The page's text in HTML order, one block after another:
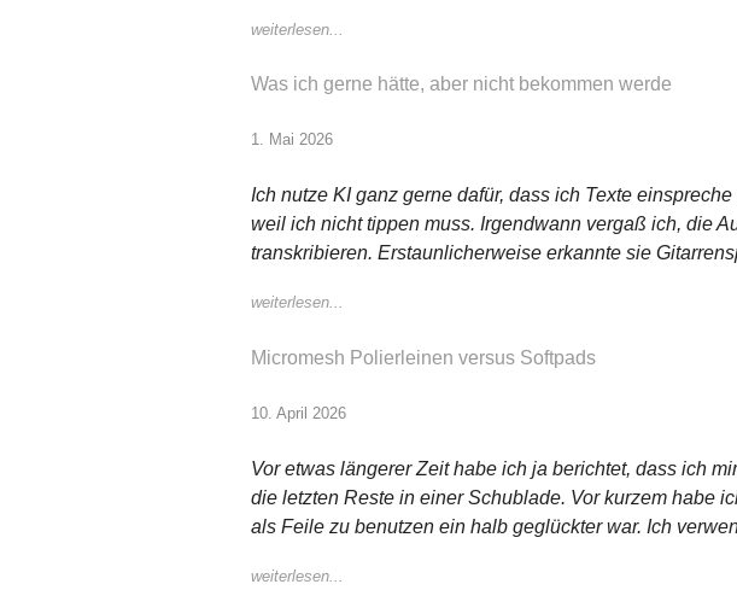
weiterlesen...
Was ich gerne hätte, aber nicht bekommen werde
1. Mai 2026
Ich nutze KI ganz gerne dafür, dass ich Texte
weil ich nicht tippen muss. Irgendwann vergaß ich, die
transkribieren. Erstaunlicherweise erkannte sie
weiterlesen...
Micromesh Polierleinen versus Softpads
10. April 2026
Vor etwas längerer Zeit habe ich ja berichtet, dass ich
die letzten Reste in einer Schublade. Vor kurzem habe
als Feile zu benutzen ein halb geglückter war. Ich
weiterlesen...